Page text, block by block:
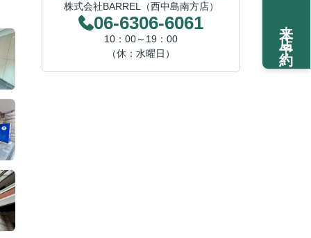
株式会社BARREL（西中島南方店）
06-6306-6061
10：00～19：00
（休：水曜日）
来店予約